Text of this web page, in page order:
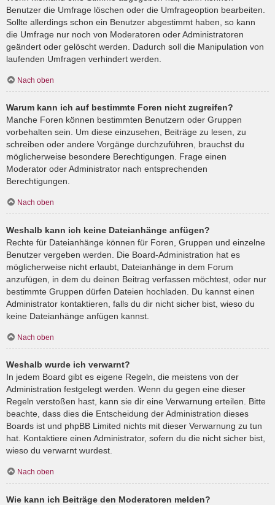
Benutzer die Umfrage löschen oder die Umfrageoption bearbeiten.
Sollte allerdings schon ein Benutzer abgestimmt haben, so kann
die Umfrage nur noch von Moderatoren oder Administratoren
geändert oder gelöscht werden. Dadurch soll die Manipulation von
laufenden Umfragen verhindert werden.
Nach oben
Warum kann ich auf bestimmte Foren nicht zugreifen?
Manche Foren können bestimmten Benutzern oder Gruppen
vorbehalten sein. Um diese einzusehen, Beiträge zu lesen, zu
schreiben oder andere Vorgänge durchzuführen, brauchst du
möglicherweise besondere Berechtigungen. Frage einen
Moderator oder Administrator nach entsprechenden
Berechtigungen.
Nach oben
Weshalb kann ich keine Dateianhänge anfügen?
Rechte für Dateianhänge können für Foren, Gruppen und einzelne
Benutzer vergeben werden. Die Board-Administration hat es
möglicherweise nicht erlaubt, Dateianhänge in dem Forum
anzufügen, in dem du deinen Beitrag verfassen möchtest, oder nur
bestimmte Gruppen dürfen Dateien hochladen. Du kannst einen
Administrator kontaktieren, falls du dir nicht sicher bist, wieso du
keine Dateianhänge anfügen kannst.
Nach oben
Weshalb wurde ich verwarnt?
In jedem Board gibt es eigene Regeln, die meistens von der
Administration festgelegt werden. Wenn du gegen eine dieser
Regeln verstoßen hast, kann sie dir eine Verwarnung erteilen. Bitte
beachte, dass dies die Entscheidung der Administration dieses
Boards ist und phpBB Limited nichts mit dieser Verwarnung zu tun
hat. Kontaktiere einen Administrator, sofern du die nicht sicher bist,
wieso du verwarnt wurdest.
Nach oben
Wie kann ich Beiträge den Moderatoren melden?